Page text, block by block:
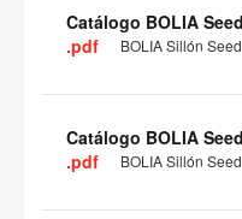
.pdf
BOLIA Sillón Seed
.pdf
BOLIA Sillón Seed